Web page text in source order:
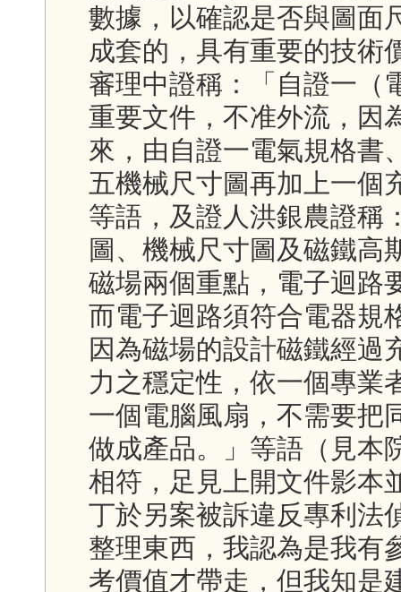
數據，以確認是否與圖面
成套的，具有重要的技術
審理中證稱：「自證一（
重要文件，不准外流，因
來，由自證一電氣規格書
五機械尺寸圖再加上一個
等語，及證人洪銀農證稱
圖、機械尺寸圖及磁鐵高
磁場兩個重點，電子迴路
而電子迴路須符合電器規
因為磁場的設計磁鐵經過
力之穩定性，依一個專業
一個電腦風扇，不需要把
做成產品。」等語（見本
相符，足見上開文件影本
丁於另案被訴違反專利法
整理東西，我認為是我有
考價值才帶走，但我知是